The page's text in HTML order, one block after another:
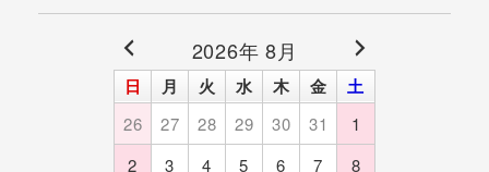
2026年 8月
日 月 火 水 木 金 土
26 27 28 29 30 31
1
2
3 4 5 6 7 8